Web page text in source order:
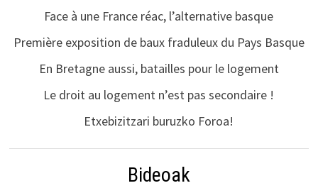
Face à une France réac, l’alternative basque
Première exposition de baux fraduleux du Pays Basque
En Bretagne aussi, batailles pour le logement
Le droit au logement n’est pas secondaire !
Etxebizitzari buruzko Foroa!
Bideoak